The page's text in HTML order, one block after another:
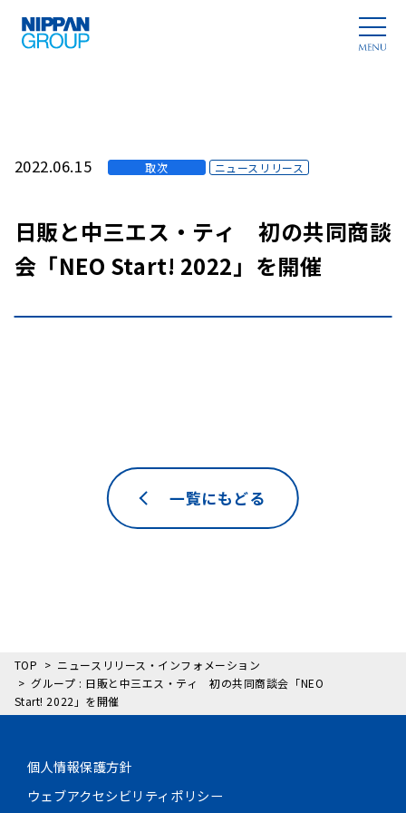
2022.06.15 取次 ニュースリリース
日販と中三エス・ティ 初の共同商談
会「NEO Start! 2022」を開催
一覧にもどる
TOP
ニュースリリース・インフォメーション
グループ : 日販と中三エス・ティ 初の共同商談会「NEO
Start! 2022」を開催
個人情報保護方針
ウェブアクセシビリティポリシー